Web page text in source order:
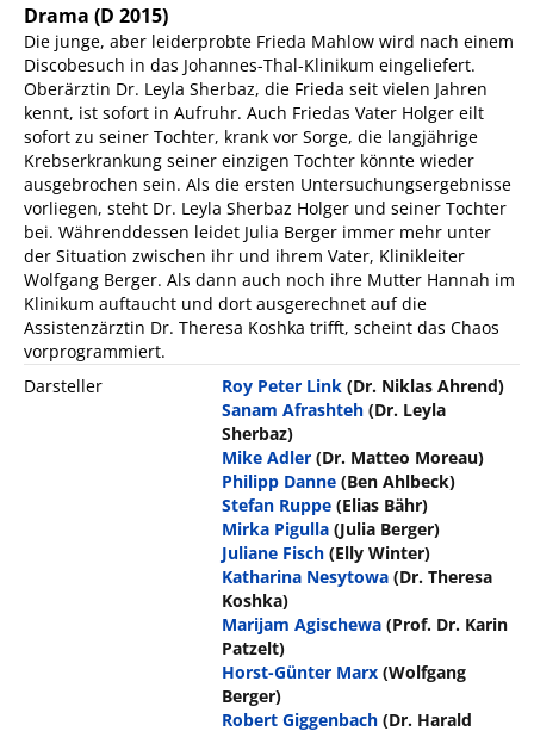
Drama (D 2015)
Die junge, aber leiderprobte Frieda Mahlow wird nach einem
Discobesuch in das Johannes-Thal-Klinikum eingeliefert.
Oberärztin Dr. Leyla Sherbaz, die Frieda seit vielen Jahren
kennt, ist sofort in Aufruhr. Auch Friedas Vater Holger eilt
sofort zu seiner Tochter, krank vor Sorge, die langjährige
Krebserkrankung seiner einzigen Tochter könnte wieder
ausgebrochen sein. Als die ersten Untersuchungsergebnisse
vorliegen, steht Dr. Leyla Sherbaz Holger und seiner Tochter
bei. Währenddessen leidet Julia Berger immer mehr unter
der Situation zwischen ihr und ihrem Vater, Klinikleiter
Wolfgang Berger. Als dann auch noch ihre Mutter Hannah im
Klinikum auftaucht und dort ausgerechnet auf die
Assistenzärztin Dr. Theresa Koshka trifft, scheint das Chaos
vorprogrammiert.
Darsteller
Roy Peter Link (Dr. Niklas Ahrend)
Sanam Afrashteh (Dr. Leyla
Sherbaz)
Mike Adler (Dr. Matteo Moreau)
Philipp Danne (Ben Ahlbeck)
Stefan Ruppe (Elias Bähr)
Mirka Pigulla (Julia Berger)
Juliane Fisch (Elly Winter)
Katharina Nesytowa (Dr. Theresa
Koshka)
Marijam Agischewa (Prof. Dr. Karin
Patzelt)
Horst-Günter Marx (Wolfgang
Berger)
Robert Giggenbach (Dr. Harald